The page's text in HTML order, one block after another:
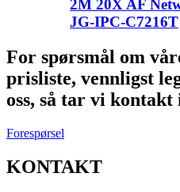
2M 20X AF
JG-IPC-C7216T
For spørsmål om
prisliste, vennligst
oss, så tar vi kontakt
Forespørsel
KONTAKT